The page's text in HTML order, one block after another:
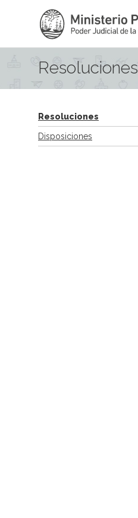
Resoluciones
Resoluciones
Disposiciones